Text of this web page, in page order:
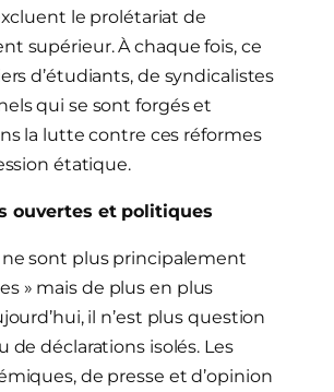
le prolétariat de
supérieur. À chaque fois, ce
d’étudiants, de syndicalistes
qui se sont forgés et
la lutte contre ces réformes
étatique.
ouvertes et politiques
sont plus principalement
» mais de plus en plus
il n’est plus question
de déclarations isolés. Les
de presse et d’opinion